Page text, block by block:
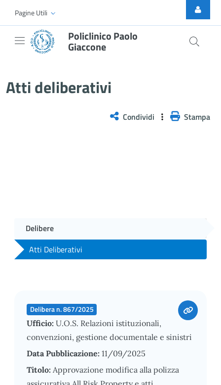
Skip to Main Content
Pagine Utili
Policlinico Paolo
Giaccone
Atti deliberativi
Condividi Stampa
Delibere
Atti Deliberativi
Delibera n. 867/2025
Ufficio: U.O.S. Relazioni istituzionali,
convenzioni, gestione documentale e sinistri
Data Pubblicazione: 11/09/2025
Titolo: Approvazione modifica alla polizza